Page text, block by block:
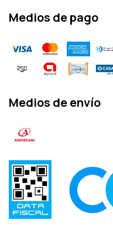
Medios de pago
Medios de envío